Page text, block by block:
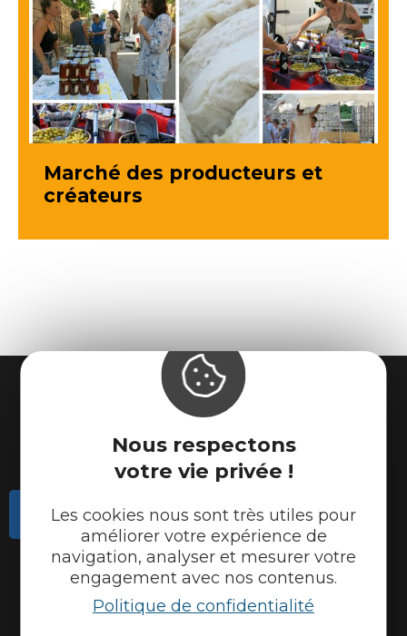
Nous respectons
votre vie privée !
Les cookies nous sont très utiles pour
améliorer votre expérience de
navigation, analyser et mesurer votre
engagement avec nos contenus.
Politique de confidentialité
Marché des producteurs et
créateurs
Contactez-nous
Actualités
Météo
Marque Accueil Vélo